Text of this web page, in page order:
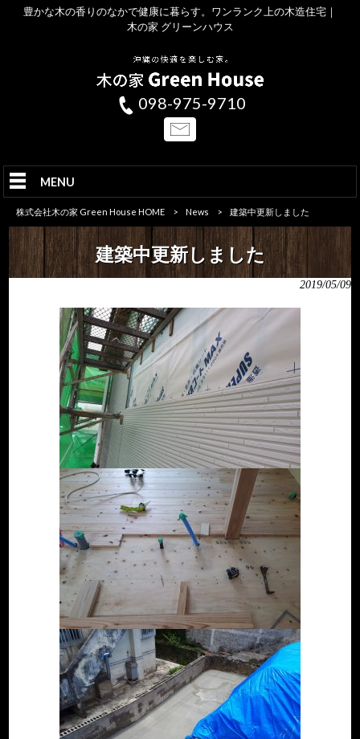
豊かな木の香りのなかで健康に暮らす。ワンランク上の木造住宅｜
木の家 グリーンハウス
098-975-9710
MENU
株式会社木の家 Green House HOME > News > 建築中更新しました
建築中更新しました
2019/05/09